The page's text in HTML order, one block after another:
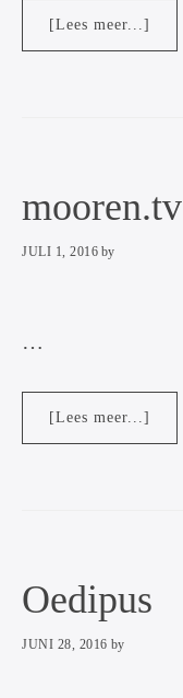
[Lees meer...]
mooren.tv
JULI 1, 2016 by
…
[Lees meer...]
Oedipus
JUNI 28, 2016 by